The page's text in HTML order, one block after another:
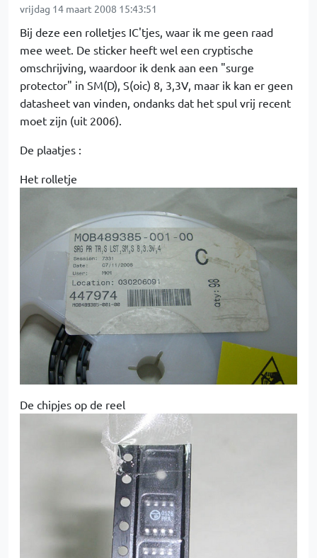
vrijdag 14 maart 2008 15:43:51
Bij deze een rolletjes IC'tjes, waar ik me geen raad
mee weet. De sticker heeft wel een cryptische
omschrijving, waardoor ik denk aan een "surge
protector" in SM(D), S(oic) 8, 3,3V, maar ik kan er geen
datasheet van vinden, ondanks dat het spul vrij recent
moet zijn (uit 2006).
De plaatjes :
Het rolletje
De chipjes op de reel